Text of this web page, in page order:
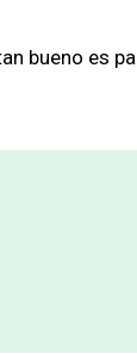
bueno es